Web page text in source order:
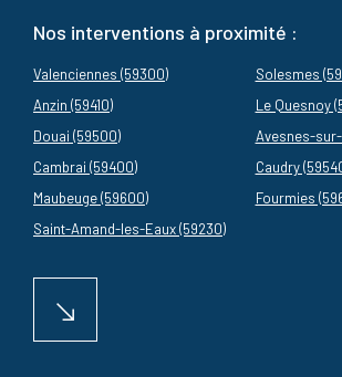
Nos interventions à proximité :
Valenciennes (59300)
Anzin (59410)
Douai (59500)
Cambrai (59400)
Maubeuge (59600)
Saint-Amand-les-Eaux (59230)
Solesmes
Le Quesnoy
Avesnes-
Caudry
Fourmies